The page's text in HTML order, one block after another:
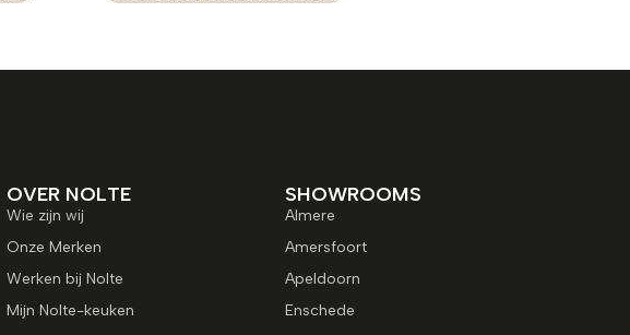
OVER NOLTE
Wie zijn wij
Onze Merken
Werken bij Nolte
Mijn Nolte-keuken
SHOWROOMS
Almere
Amersfoort
Apeldoorn
Enschede